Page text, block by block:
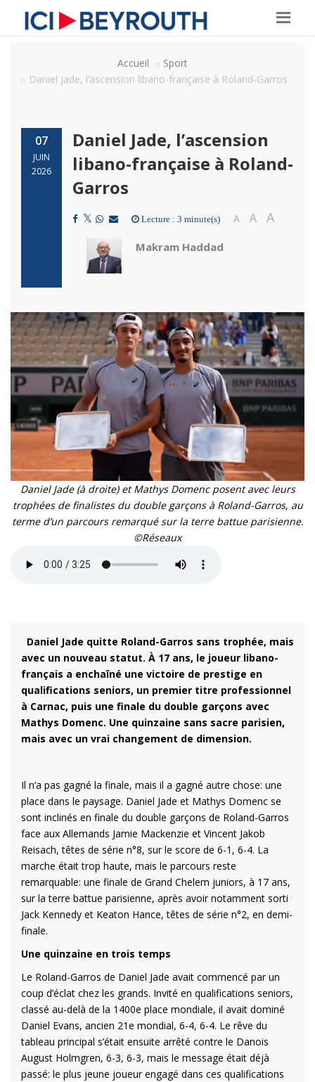
Accueil
Sport
Daniel Jade, l’ascension libano-française à Roland-Garros
07
JUIN
2026
Daniel Jade, l’ascension
libano-française à Roland-
Garros
Lecture : 3 minute(s) A A A
Makram Haddad
Daniel Jade (à droite) et Mathys Domenc posent avec leurs
trophées de finalistes du double garçons à Roland-Garros, au
terme d’un parcours remarqué sur la terre battue parisienne.
©Réseaux
Daniel Jade quitte Roland-Garros sans trophée, mais
avec un nouveau statut. À 17 ans, le joueur libano-
français a enchaîné une victoire de prestige en
qualifications seniors, un premier titre professionnel
à Carnac, puis une finale du double garçons avec
Mathys Domenc. Une quinzaine sans sacre parisien,
mais avec un vrai changement de dimension.
Il n’a pas gagné la finale, mais il a gagné autre chose: une
place dans le paysage. Daniel Jade et Mathys Domenc se
sont inclinés en finale du double garçons de Roland-Garros
face aux Allemands Jamie Mackenzie et Vincent Jakob
Reisach, têtes de série n°8, sur le score de 6-1, 6-4. La
marche était trop haute, mais le parcours reste
remarquable: une finale de Grand Chelem juniors, à 17 ans,
sur la terre battue parisienne, après avoir notamment sorti
Jack Kennedy et Keaton Hance, têtes de série n°2, en demi-
finale.
Une quinzaine en trois temps
Le Roland-Garros de Daniel Jade avait commencé par un
coup d’éclat chez les grands. Invité en qualifications seniors,
classé au-delà de la 1400e place mondiale, il avait dominé
Daniel Evans, ancien 21e mondial, 6-4, 6-4. Le rêve du
tableau principal s’était ensuite arrêté contre le Danois
August Holmgren, 6-3, 6-3, mais le message était déjà
passé: le plus jeune joueur engagé dans ces qualifications